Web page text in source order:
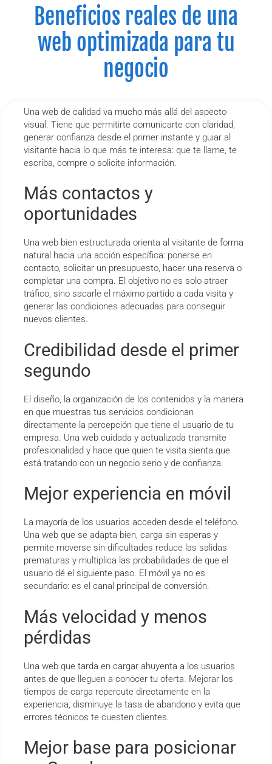
Beneficios reales de una
web optimizada para tu
negocio
Una web de calidad va mucho más allá del aspecto
visual. Tiene que permitirte comunicarte con claridad,
generar confianza desde el primer instante y guiar al
visitante hacia lo que más te interesa: que te llame, te
escriba, compre o solicite información.
Más contactos y
oportunidades
Una web bien estructurada orienta al visitante de forma
natural hacia una acción específica: ponerse en
contacto, solicitar un presupuesto, hacer una reserva o
completar una compra. El objetivo no es solo atraer
tráfico, sino sacarle el máximo partido a cada visita y
generar las condiciones adecuadas para conseguir
nuevos clientes.
Credibilidad desde el primer
segundo
El diseño, la organización de los contenidos y la manera
en que muestras tus servicios condicionan
directamente la percepción que tiene el usuario de tu
empresa. Una web cuidada y actualizada transmite
profesionalidad y hace que quien te visita sienta que
está tratando con un negocio serio y de confianza.
Mejor experiencia en móvil
La mayoría de los usuarios acceden desde el teléfono.
Una web que se adapta bien, carga sin esperas y
permite moverse sin dificultades reduce las salidas
prematuras y multiplica las probabilidades de que el
usuario dé el siguiente paso. El móvil ya no es
secundario: es el canal principal de conversión.
Más velocidad y menos
pérdidas
Una web que tarda en cargar ahuyenta a los usuarios
antes de que lleguen a conocer tu oferta. Mejorar los
tiempos de carga repercute directamente en la
experiencia, disminuye la tasa de abandono y evita que
errores técnicos te cuesten clientes.
Mejor base para posicionar